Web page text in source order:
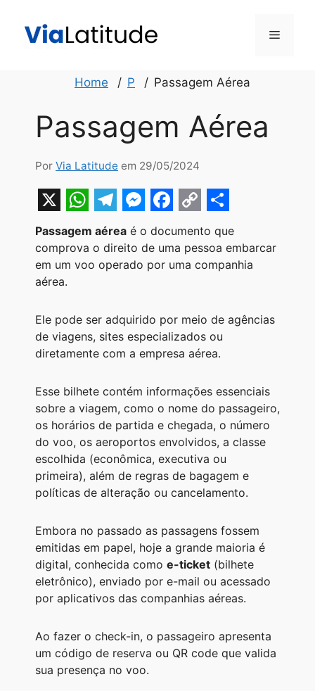
Menu
Home P Passagem Aérea
Passagem Aérea
Por Via Latitude em 29/05/2024
X W
h
a
t
s
A
p
p
T
e
l
g
r
a
M
e
s
e
n
g
e
r
F
a
c
b
o
o
k
C
o
p
L
i
n
S
h
a
e
Passagem aérea é o documento que
comprova o direito de uma pessoa embarcar
em um voo operado por uma companhia
aérea.
Ele pode ser adquirido por meio de agências
de viagens, sites especializados ou
diretamente com a empresa aérea.
Esse bilhete contém informações essenciais
sobre a viagem, como o nome do passageiro,
os horários de partida e chegada, o número
do voo, os aeroportos envolvidos, a classe
escolhida (econômica, executiva ou
primeira), além de regras de bagagem e
políticas de alteração ou cancelamento.
Embora no passado as passagens fossem
emitidas em papel, hoje a grande maioria é
digital, conhecida como e-ticket (bilhete
eletrônico), enviado por e-mail ou acessado
por aplicativos das companhias aéreas.
Ao fazer o check-in, o passageiro apresenta
um código de reserva ou QR code que valida
sua presença no voo.